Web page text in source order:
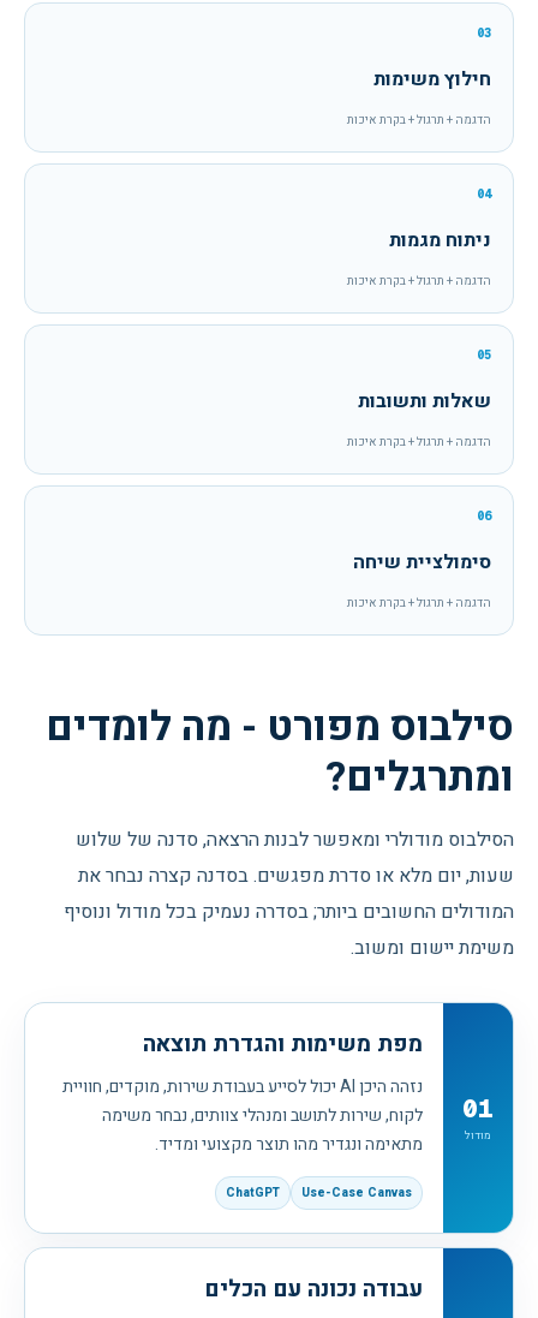
03
חילוץ משימות
הדגמה + תרגול + בקרת איכות
04
ניתוח מגמות
הדגמה + תרגול + בקרת איכות
05
שאלות ותשובות
הדגמה + תרגול + בקרת איכות
06
סימולציית שיחה
הדגמה + תרגול + בקרת איכות
סילבוס מפורט - מה לומדים
ומתרגלים?
הסילבוס מודולרי ומאפשר לבנות הרצאה, סדנה של שלוש
שעות, יום מלא או סדרת מפגשים. בסדנה קצרה נבחר את
המודולים החשובים ביותר; בסדרה נעמיק בכל מודול ונוסיף
משימת יישום ומשוב.
01
מודול
מפת משימות והגדרת תוצאה
נזהה היכן AI יכול לסייע בעבודת שירות, מוקדים, חוויית
לקוח, שירות לתושב ומנהלי צוותים, נבחר משימה
מתאימה ונגדיר מהו תוצר מקצועי ומדיד.
Use-Case Canvas
ChatGPT
עבודה נכונה עם הכלים